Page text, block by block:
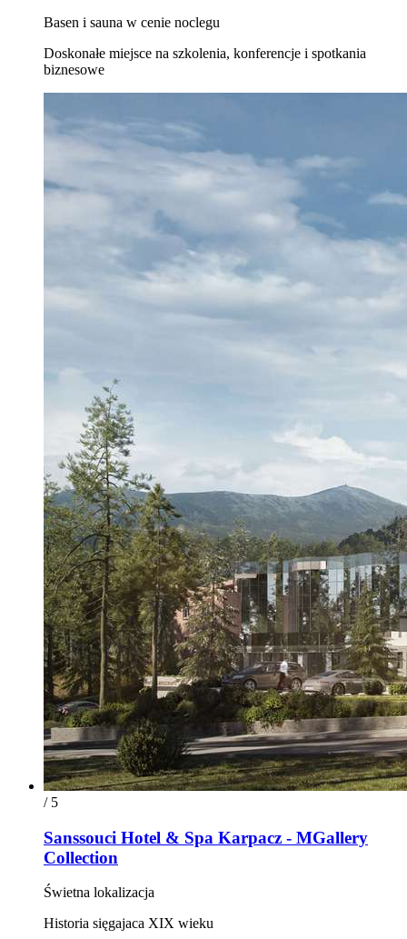
Basen i sauna w cenie noclegu
Doskonałe miejsce na szkolenia, konferencje i spotkania
biznesowe
/ 5
Sanssouci Hotel & Spa Karpacz - MGallery
Collection
Świetna lokalizacja
Historia sięgajaca XIX wieku